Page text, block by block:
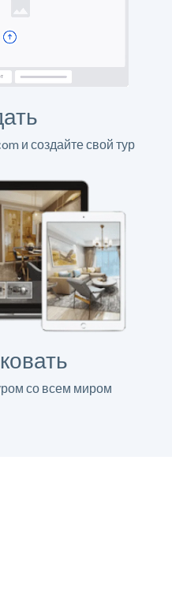
и создайте свой тур
со всем миром